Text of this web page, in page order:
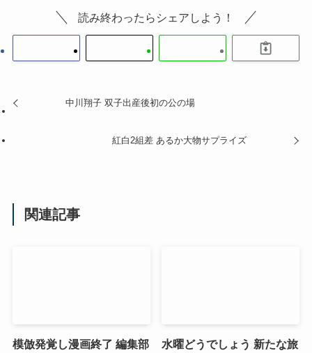
読み終わったらシェアしよう！
中川翔子 双子出産後初の公の場
紅白2組差 あるか大物サプライズ
関連記事
模倣発覚し漫画終了 編集部
水曜どうでしょう 新たな旅